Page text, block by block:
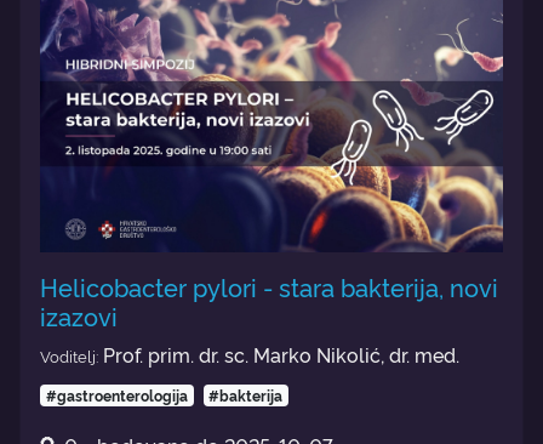
Helicobacter pylori - stara bakterija, novi
izazovi
Voditelj: Prof. prim. dr. sc. Marko Nikolić, dr. med.
#gastroenterologija #bakterija